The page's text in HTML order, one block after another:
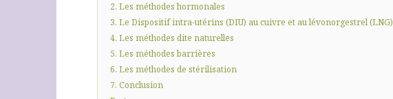
2. Les méthodes hormonales
3. Le Dispositif intra-utérins (DIU) au cuivre et au lévonorgestrel (LNG)
4. Les méthodes dite naturelles
5. Les méthodes barrières
6. Les méthodes de stérilisation
7. Conclusion